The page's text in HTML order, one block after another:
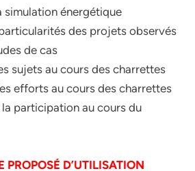
simulation énergétique
des projets observés
de cas
sujets au cours des charrettes
efforts au cours des charrettes
participation au cours du
PROPOSÉ D’UTILISATION